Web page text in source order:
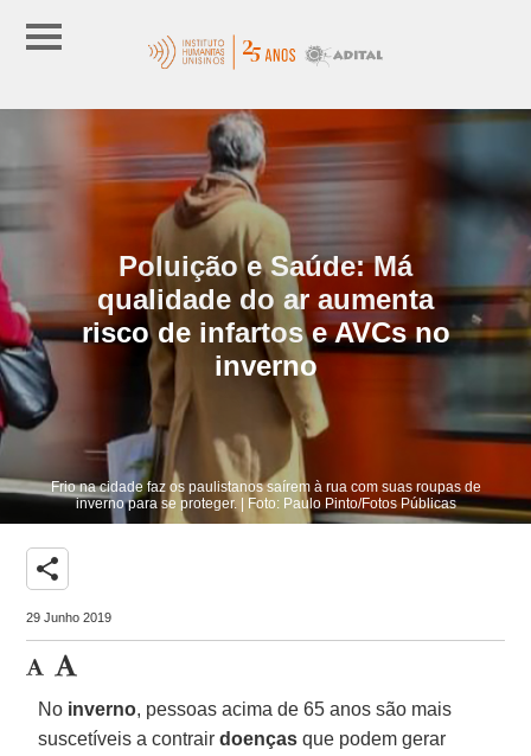
Poluição e Saúde: Má
qualidade do ar aumenta
risco de infartos e AVCs no
inverno
Frio na cidade faz os paulistanos saírem à rua com suas roupas de
inverno para se proteger. | Foto: Paulo Pinto/Fotos Públicas
share
29 Junho 2019
No inverno, pessoas acima de 65 anos são mais
suscetíveis a contrairdoenças que podem gerar